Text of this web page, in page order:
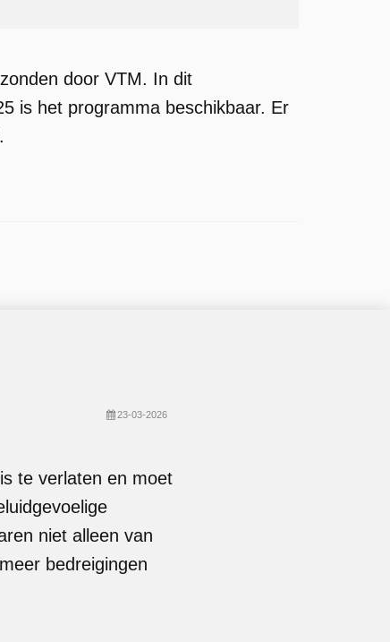
door VTM. In dit
is het programma beschikbaar. Er
23-03-2026
te verlaten en moet
niet alleen van
bedreigingen